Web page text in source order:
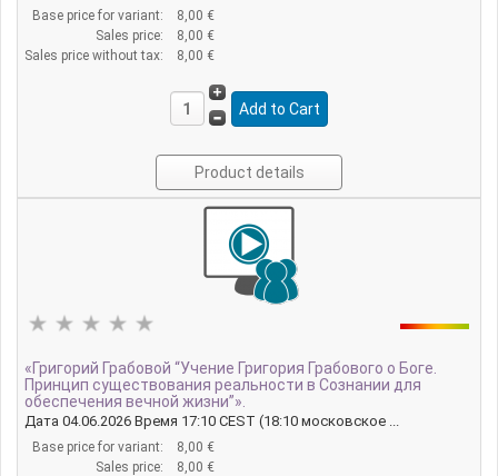
Base price for variant:
8,00 €
Sales price:
8,00 €
Sales price without tax:
8,00 €
Product details
«Григорий Грабовой “Учение Григория Грабового о Боге.
Принцип существования реальности в Сознании для
обеспечения вечной жизни”».
Дата 04.06.2026 Время 17:10 CEST (18:10 московское ...
Base price for variant:
8,00 €
Sales price:
8,00 €